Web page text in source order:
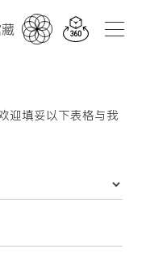
迎填妥以下表格与我